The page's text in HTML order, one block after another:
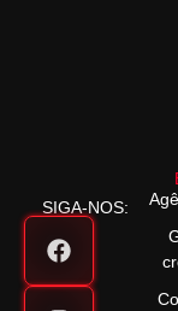
SIGA-NOS: